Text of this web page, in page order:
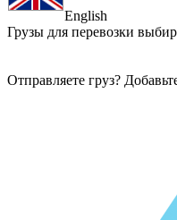
English
Грузы для перевозки
Отправляете груз?